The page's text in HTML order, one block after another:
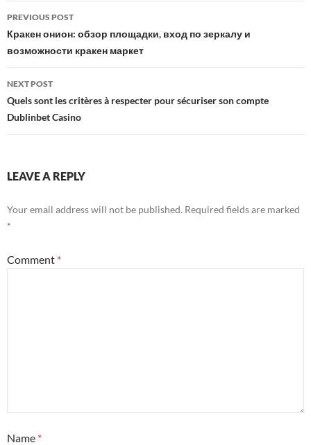
Post
navigation
PREVIOUS POST
Кракен онион: обзор площадки, вход по зеркалу и
возможности кракен маркет
NEXT POST
Quels sont les critères à respecter pour sécuriser son compte
Dublinbet Casino
LEAVE A REPLY
Your email address will not be published. Required fields are marked
*
Comment *
Name *